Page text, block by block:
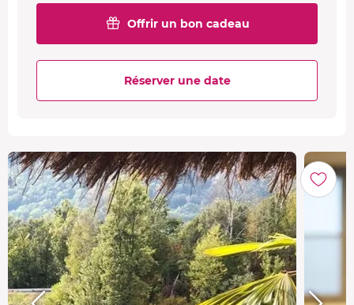
Offrir un bon cadeau
Réserver une date